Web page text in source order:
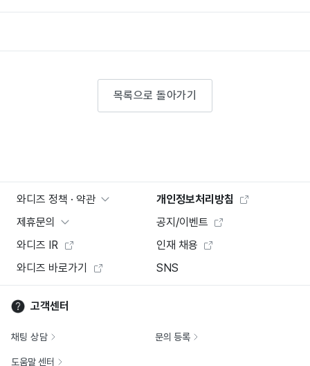
목록으로 돌아가기
와디즈 정책 · 약관
개인정보처리방침
제휴문의
공지/이벤트
와디즈 IR
인재 채용
와디즈 바로가기
SNS
고객센터
채팅 상담 문의 등록
도움말 센터